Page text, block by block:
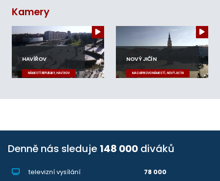
Kamery
HAVÍŘOV
NÁMĚSTÍ REPUBLIKY, HAVÍŘOV
NOVÝ JIČÍN
MASARYKOVO NÁMĚSTÍ, NOVÝ JIČÍN
Denně nás sleduje 148 000 diváků
televizní vysílání
78 000